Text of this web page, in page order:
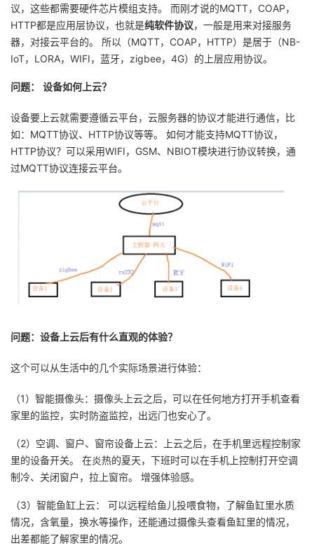
议，这些都需要硬件芯片模组支持。 而刚才说的MQTT，COAP，
HTTP都是应用层协议，也就是纯软件协议，一般是用来对接服务
器，对接云平台的。 所以（MQTT，COAP，HTTP）是居于（NB-
IoT，LORA，WIFI，蓝牙，zigbee，4G）的上层应用协议。
问题： 设备如何上云？
设备要上云就需要遵循云平台，云服务器的协议才能进行通信，比
如：MQTT协议、HTTP协议等等。 如何才能支持MQTT协议，
HTTP协议？可以采用WIFI，GSM、NBIOT模块进行协议转换，通
过MQTT协议连接云平台。
问题：设备上云后有什么直观的体验？
这个可以从生活中的几个实际场景进行体验：
（1）智能摄像头：摄像头上云之后，可以在任何地方打开手机查看
家里的监控，实时防盗监控，出远门也安心了。
（2）空调、窗户、窗帘设备上云：上云之后，在手机里远程控制家
里的设备开关。 在炎热的夏天，下班时可以在手机上控制打开空调
制冷、关闭窗户，拉上窗帘。 增强体验感。
（3）智能鱼缸上云： 可以远程给鱼儿投喂食物，了解鱼缸里水质
情况，含氧量，换水等操作，还能通过摄像头查看鱼缸里的情况，
出差都能了解家里的情况。